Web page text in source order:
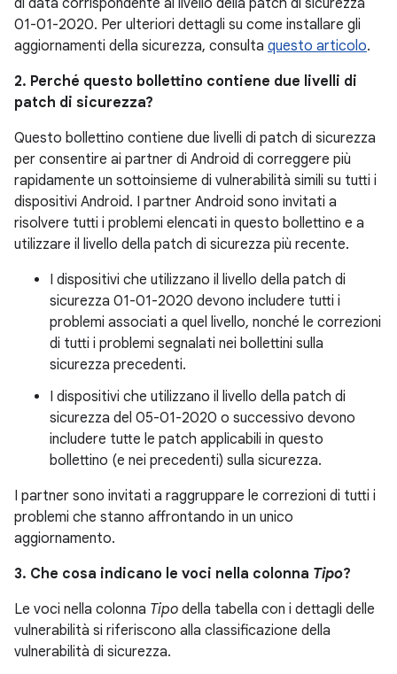
di data corrispondente al livello della patch di sicurezza
01-01-2020. Per ulteriori dettagli su come installare gli
aggiornamenti della sicurezza, consulta questo articolo.
2. Perché questo bollettino contiene due livelli di
patch di sicurezza?
Questo bollettino contiene due livelli di patch di sicurezza
per consentire ai partner di Android di correggere più
rapidamente un sottoinsieme di vulnerabilità simili su tutti i
dispositivi Android. I partner Android sono invitati a
risolvere tutti i problemi elencati in questo bollettino e a
utilizzare il livello della patch di sicurezza più recente.
I dispositivi che utilizzano il livello della patch di
sicurezza 01-01-2020 devono includere tutti i
problemi associati a quel livello, nonché le correzioni
di tutti i problemi segnalati nei bollettini sulla
sicurezza precedenti.
I dispositivi che utilizzano il livello della patch di
sicurezza del 05-01-2020 o successivo devono
includere tutte le patch applicabili in questo
bollettino (e nei precedenti) sulla sicurezza.
I partner sono invitati a raggruppare le correzioni di tutti i
problemi che stanno affrontando in un unico
aggiornamento.
3. Che cosa indicano le voci nella colonna Tipo?
Le voci nella colonna Tipo della tabella con i dettagli delle
vulnerabilità si riferiscono alla classificazione della
vulnerabilità di sicurezza.